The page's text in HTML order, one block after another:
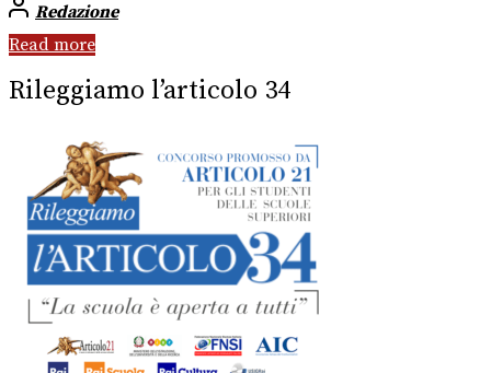
Redazione
Read more
Rileggiamo l’articolo 34